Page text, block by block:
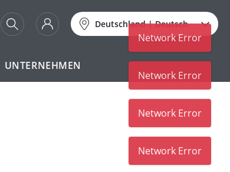
Deutschland|Deutsch
UNTERNEHMEN
Network Error
Network Error
Network Error
Network Error